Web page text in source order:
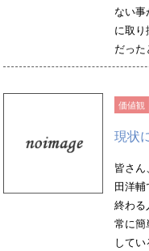
ない事
に取り
だった
価値観
現状
皆さん
田洋
終わる
常に簡
してい